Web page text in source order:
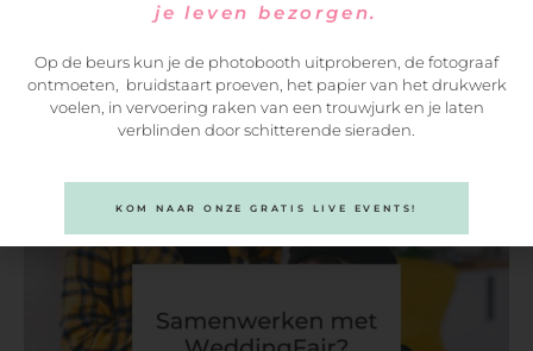
VERSTUREN
je leven bezorgen.
Op de beurs kun je de photobooth uitproberen, de fotograaf
ontmoeten, bruidstaart proeven, het papier van het drukwerk
voelen, in vervoering raken van een trouwjurk en je laten
verblinden door schitterende sieraden.
KOM NAAR ONZE GRATIS LIVE EVENTS!